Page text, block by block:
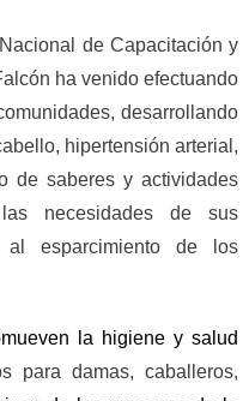
de Capacitación y
ha venido efectuando
desarrollando
hipertensión arterial,
de saberes y actividades
necesidades de sus
al esparcimiento de los
la higiene y salud
para damas, caballeros,